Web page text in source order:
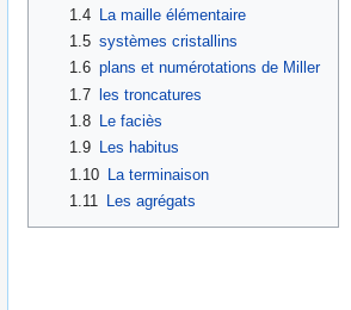
1.4 La maille élémentaire
1.5 systèmes cristallins
1.6 plans et numérotations de Miller
1.7 les troncatures
1.8
Le faciès
1.9
Les habitus
1.10 La terminaison
1.11
Les agrégats